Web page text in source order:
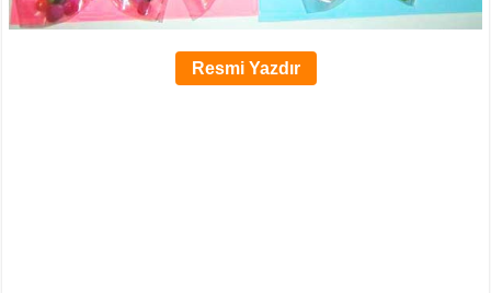
Resmi Yazdır